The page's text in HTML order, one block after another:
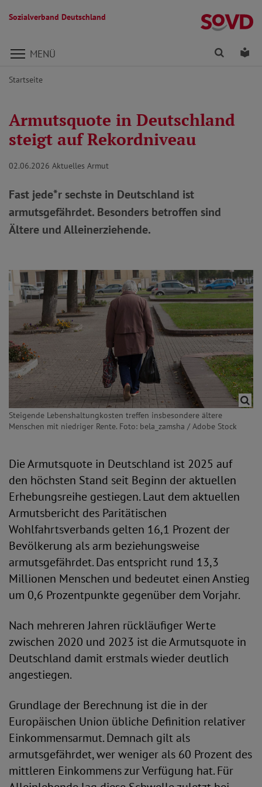
Sozialverband Deutschland
Direkt zu den Inhalten springen
MENÜ Finden
Startseite
Armutsquote in Deutschland
steigt auf Rekordniveau
02.06.2026 Aktuelles Armut
Fast jede*r sechste in Deutschland ist
armutsgefährdet. Besonders betroffen sind
Ältere und Alleinerziehende.
Steigende Lebenshaltungkosten treffen insbesondere ältere
Menschen mit niedriger Rente. Foto: bela_zamsha / Adobe Stock
Die Armutsquote in Deutschland ist 2025 auf
den höchsten Stand seit Beginn der aktuellen
Erhebungsreihe gestiegen. Laut dem aktuellen
Armutsbericht des Paritätischen
Wohlfahrtsverbands gelten 16,1 Prozent der
Bevölkerung als arm beziehungsweise
armutsgefährdet. Das entspricht rund 13,3
Millionen Menschen und bedeutet einen Anstieg
um 0,6 Prozentpunkte gegenüber dem Vorjahr.
Nach mehreren Jahren rückläufiger Werte
zwischen 2020 und 2023 ist die Armutsquote in
Deutschland damit erstmals wieder deutlich
angestiegen.
Grundlage der Berechnung ist die in der
Europäischen Union übliche Definition relativer
Einkommensarmut. Demnach gilt als
armutsgefährdet, wer weniger als 60 Prozent des
mittleren Einkommens zur Verfügung hat. Für